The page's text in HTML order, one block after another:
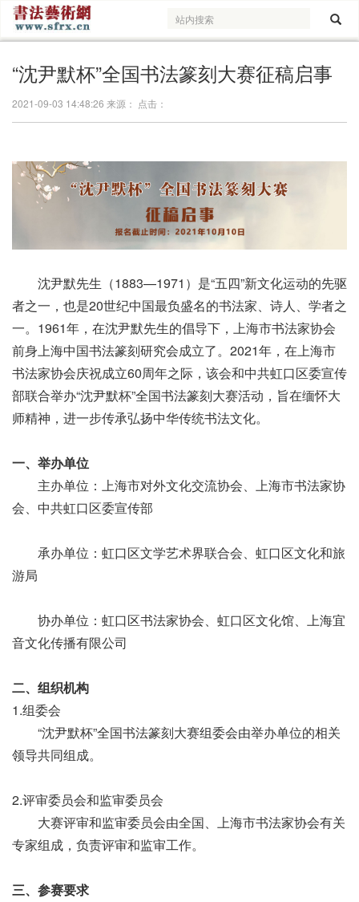
“沈尹默杯”全国书法篆刻大赛征稿启事
2021-09-03 14:48:26 来源： 点击：
沈尹默先生（1883—1971）是“五四”新文化运动的先驱
者之一，也是20世纪中国最负盛名的书法家、诗人、学者之
一。1961年，在沈尹默先生的倡导下，上海市书法家协会
前身上海中国书法篆刻研究会成立了。2021年，在上海市
书法家协会庆祝成立60周年之际，该会和中共虹口区委宣传
部联合举办“沈尹默杯”全国书法篆刻大赛活动，旨在缅怀大
师精神，进一步传承弘扬中华传统书法文化。
一、举办单位
主办单位：上海市对外文化交流协会、上海市书法家协
会、中共虹口区委宣传部
承办单位：虹口区文学艺术界联合会、虹口区文化和旅
游局
协办单位：虹口区书法家协会、虹口区文化馆、上海宜
音文化传播有限公司
二、组织机构
1.组委会
“沈尹默杯”全国书法篆刻大赛组委会由举办单位的相关
领导共同组成。
2.评审委员会和监审委员会
大赛评审和监审委员会由全国、上海市书法家协会有关
专家组成，负责评审和监审工作。
三、参赛要求